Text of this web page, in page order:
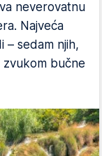
neverovatnu
Najveća
– sedam njih,
zvukom bučne